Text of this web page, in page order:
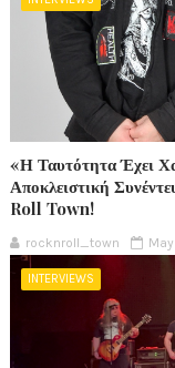
«Η Ταυτότητα Έχει
Αποκλειστική
Roll Town!
rocknroll_town
INTERVIEWS